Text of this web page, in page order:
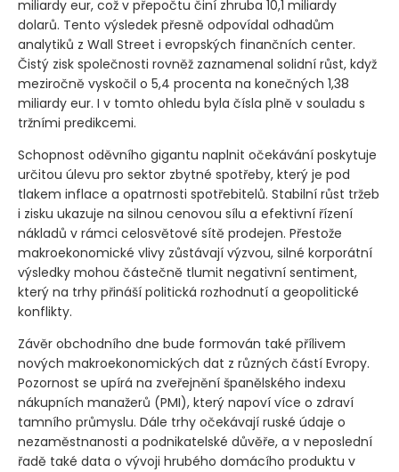
miliardy eur, což v přepočtu činí zhruba 10,1 miliardy
dolarů. Tento výsledek přesně odpovídal odhadům
analytiků z Wall Street i evropských finančních center.
Čistý zisk společnosti rovněž zaznamenal solidní růst, když
meziročně vyskočil o 5,4 procenta na konečných 1,38
miliardy eur. I v tomto ohledu byla čísla plně v souladu s
tržními predikcemi.
Schopnost oděvního gigantu naplnit očekávání poskytuje
určitou úlevu pro sektor zbytné spotřeby, který je pod
tlakem inflace a opatrnosti spotřebitelů. Stabilní růst tržeb
i zisku ukazuje na silnou cenovou sílu a efektivní řízení
nákladů v rámci celosvětové sítě prodejen. Přestože
makroekonomické vlivy zůstávají výzvou, silné korporátní
výsledky mohou částečně tlumit negativní sentiment,
který na trhy přináší politická rozhodnutí a geopolitické
konflikty.
Závěr obchodního dne bude formován také přílivem
nových makroekonomických dat z různých částí Evropy.
Pozornost se upírá na zveřejnění španělského indexu
nákupních manažerů (PMI), který napoví více o zdraví
tamního průmyslu. Dále trhy očekávají ruské údaje o
nezaměstnanosti a podnikatelské důvěře, a v neposlední
řadě také data o vývoji hrubého domácího produktu v